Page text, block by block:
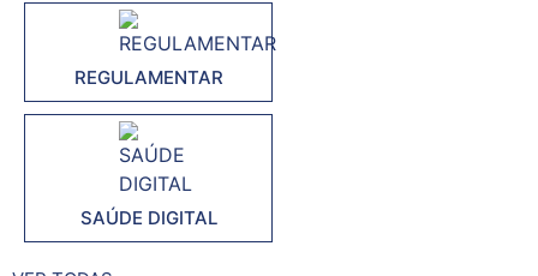
REGULAMENTAR
SAÚDE DIGITAL